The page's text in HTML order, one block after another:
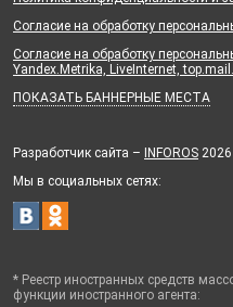
Согласие на обработку
Согласие на обработку
Yandex.Metrika, LiveInternet,
ПОКАЗАТЬ БАННЕРНЫЕ МЕСТА
Разработчик сайта – INFOROS 2026
Мы в социальных сетях:
* Реестр иностранных средств
функции иностранного агента: